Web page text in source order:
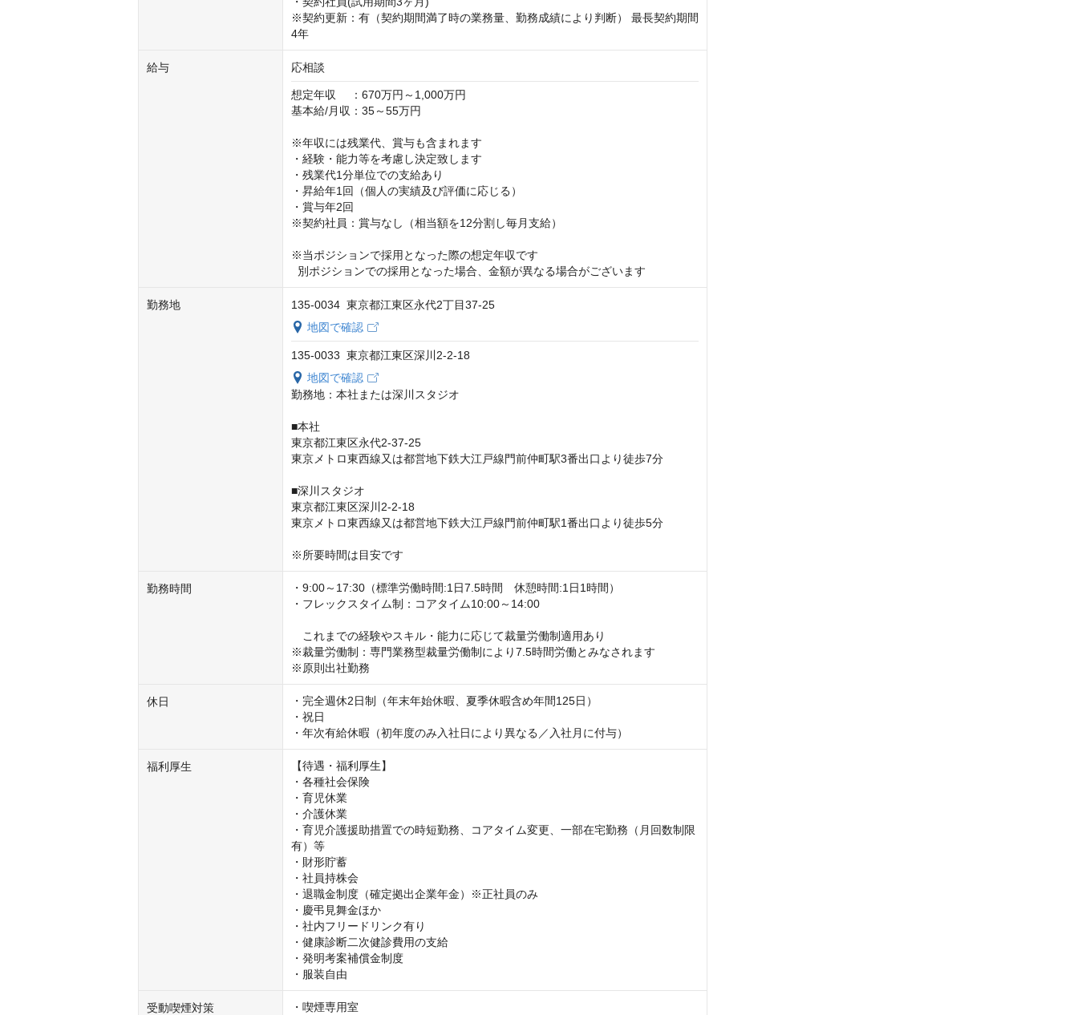
※契約更新：有（契約期間満了時の業務量、勤務成績により判断） 最長契約期間
4年
給与 応相談
想定年収　 ：670万円～1,000万円
基本給/月収：35～55万円
※年収には残業代、賞与も含まれます
・経験・能力等を考慮し決定致します
・残業代1分単位での支給あり
・昇給年1回（個人の実績及び評価に応じる）
・賞与年2回
※契約社員：賞与なし（相当額を12分割し毎月支給）
※当ポジションで採用となった際の想定年収です
  別ポジションでの採用となった場合、金額が異なる場合がございます
勤務地
135-0034 東京都江東区永代2丁目37-25
地図で確認
135-0033 東京都江東区深川2-2-18
地図で確認
勤務地：本社または深川スタジオ
■本社
東京都江東区永代2-37-25
東京メトロ東西線又は都営地下鉄大江戸線門前仲町駅3番出口より徒歩7分
■深川スタジオ
東京都江東区深川2-2-18
東京メトロ東西線又は都営地下鉄大江戸線門前仲町駅1番出口より徒歩5分
※所要時間は目安です
勤務時間
・9:00～17:30（標準労働時間:1日7.5時間　休憩時間:1日1時間）
・フレックスタイム制：コアタイム10:00～14:00
これまでの経験やスキル・能力に応じて裁量労働制適用あり
※裁量労働制：専門業務型裁量労働制により7.5時間労働とみなされます
※原則出社勤務
休日
・完全週休2日制（年末年始休暇、夏季休暇含め年間125日）
・祝日
・年次有給休暇（初年度のみ入社日により異なる／入社月に付与）
福利厚生
【待遇・福利厚生】
・各種社会保険
・育児休業
・介護休業
・育児介護援助措置での時短勤務、コアタイム変更、一部在宅勤務（月回数制限
有）等
・財形貯蓄
・社員持株会
・退職金制度（確定拠出企業年金）※正社員のみ
・慶弔見舞金ほか
・社内フリードリンク有り
・健康診断二次健診費用の支給
・発明考案補償金制度
・服装自由
受動喫煙対策 ・喫煙専用室